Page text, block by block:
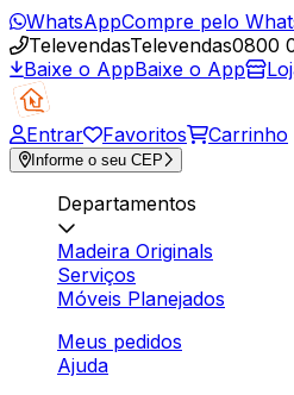
WhatsAppCompre pelo
TelevendasTelevendas0800
Baixe o AppBaixe o App
Entrar Favoritos Carrinho
Informe o seu CEP
Departamentos
Madeira Originals
Serviços
Móveis Planejados
Meus pedidos
Ajuda